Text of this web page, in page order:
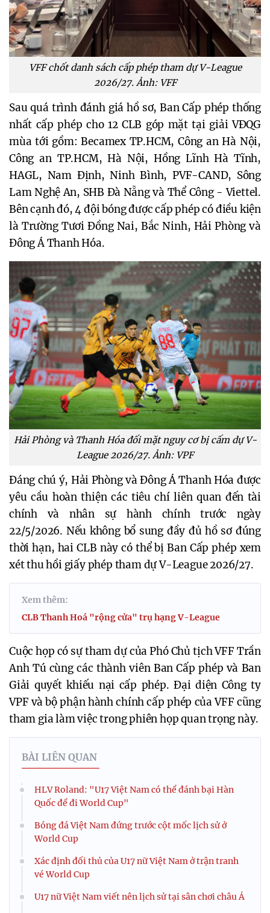
VFF chốt danh sách cấp phép tham dự V-League
2026/27. Ảnh: VFF
Sau quá trình đánh giá hồ sơ, Ban Cấp phép thống
nhất cấp phép cho 12 CLB góp mặt tại giải VĐQG
mùa tới gồm: Becamex TP.HCM, Công an Hà Nội,
Công an TP.HCM, Hà Nội, Hồng Lĩnh Hà Tĩnh,
HAGL, Nam Định, Ninh Bình, PVF-CAND, Sông
Lam Nghệ An, SHB Đà Nẵng và Thể Công - Viettel.
Bên cạnh đó, 4 đội bóng được cấp phép có điều kiện
là Trường Tươi Đồng Nai, Bắc Ninh, Hải Phòng và
Đông Á Thanh Hóa.
Hải Phòng và Thanh Hóa đối mặt nguy cơ bị cấm dự V-
League 2026/27. Ảnh: VPF
Đáng chú ý, Hải Phòng và Đông Á Thanh Hóa được
yêu cầu hoàn thiện các tiêu chí liên quan đến tài
chính và nhân sự hành chính trước ngày
22/5/2026. Nếu không bổ sung đầy đủ hồ sơ đúng
thời hạn, hai CLB này có thể bị Ban Cấp phép xem
xét thu hồi giấy phép tham dự V-League 2026/27.
Xem thêm:
CLB Thanh Hoá "rộng cửa" trụ hạng V-League
Cuộc họp có sự tham dự của Phó Chủ tịch VFF Trần
Anh Tú cùng các thành viên Ban Cấp phép và Ban
Giải quyết khiếu nại cấp phép. Đại diện Công ty
VPF và bộ phận hành chính cấp phép của VFF cũng
tham gia làm việc trong phiên họp quan trọng này.
BÀI LIÊN QUAN
HLV Roland: "U17 Việt Nam có thể đánh bại Hàn
Quốc để đi World Cup"
Bóng đá Việt Nam đứng trước cột mốc lịch sử ở
World Cup
Xác định đối thủ của U17 nữ Việt Nam ở trận tranh
vé World Cup
U17 nữ Việt Nam viết nên lịch sử tại sân chơi châu Á